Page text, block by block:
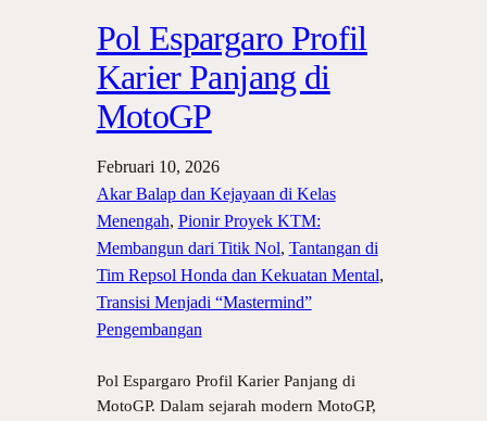
Pol Espargaro Profil
Karier Panjang di
MotoGP
Februari 10, 2026
Akar Balap dan Kejayaan di Kelas
Menengah, Pionir Proyek KTM:
Membangun dari Titik Nol, Tantangan di
Tim Repsol Honda dan Kekuatan Mental
Transisi Menjadi “Mastermind”
Pengembangan
Pol Espargaro Profil Karier Panjang di
MotoGP. Dalam sejarah modern MotoGP,